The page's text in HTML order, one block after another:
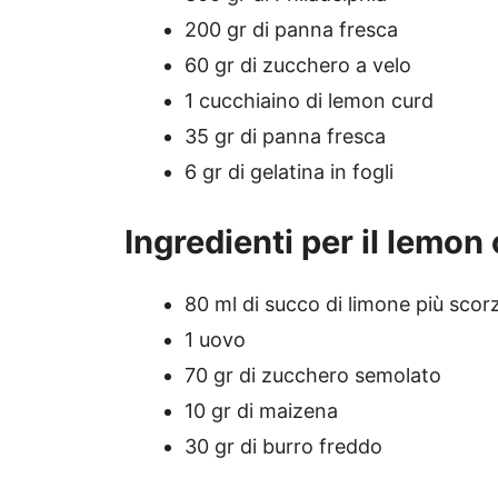
200 gr di panna fresca
60 gr di zucchero a velo
1 cucchiaino di lemon curd
35 gr di panna fresca
6 gr di gelatina in fogli
Ingredienti per il lemon
80 ml di succo di limone più
1 uovo
70 gr di zucchero semolato
10 gr di maizena
30 gr di burro freddo